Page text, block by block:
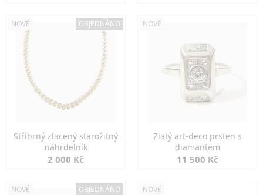
NOVÉ OBJEDNÁNO
Stříbrný zlacený starožitný
náhrdelník
2 000 Kč
NOVÉ
Zlatý art-deco prsten s
diamantem
11 500 Kč
NOVÉ OBJEDNÁNO NOVÉ